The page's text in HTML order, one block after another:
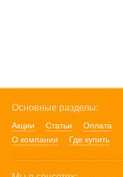
Основные разделы:
Акции Статьи Оплата
О компании
Где купить